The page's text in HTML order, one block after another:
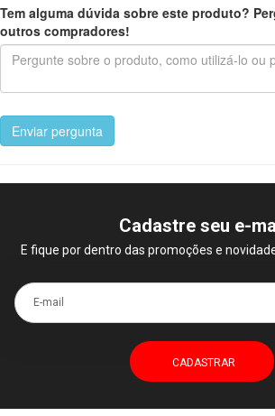
Tem alguma dúvida sobre este produto?
outros compradores!
Enviar pergunta
Cadastre seu e-
E fique por dentro das promoções e
E-mail